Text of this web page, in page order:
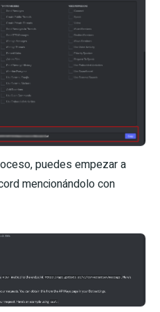
puedes empezar a
mencionándolo con